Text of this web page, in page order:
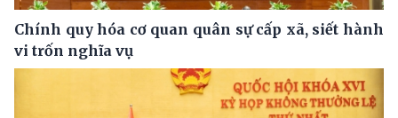
Chính quy hóa cơ quan quân sự cấp xã, siết hành
vi trốn nghĩa vụ